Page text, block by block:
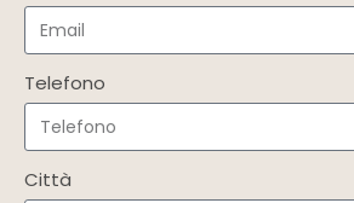
Telefono
Città